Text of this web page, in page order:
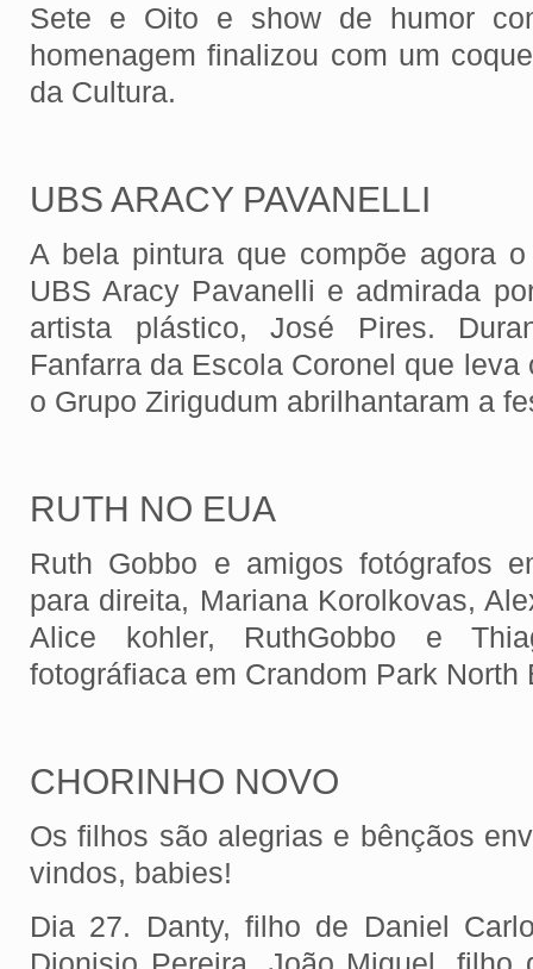
Sete e Oito e show de humor
homenagem finalizou com um
da Cultura.
UBS ARACY PAVANELLI
A bela pintura que compõe agora
UBS Aracy Pavanelli e admirada
artista plástico, José Pires.
Fanfarra da Escola Coronel que
o Grupo Zirigudum abrilhantaram a
RUTH NO EUA
Ruth Gobbo e amigos fotógrafos
para direita, Mariana Korolkovas,
Alice kohler, RuthGobbo e
fotográfiaca em Crandom Park
CHORINHO NOVO
Os filhos são alegrias e bênçãos
vindos, babies!
Dia 27. Danty, filho de Daniel